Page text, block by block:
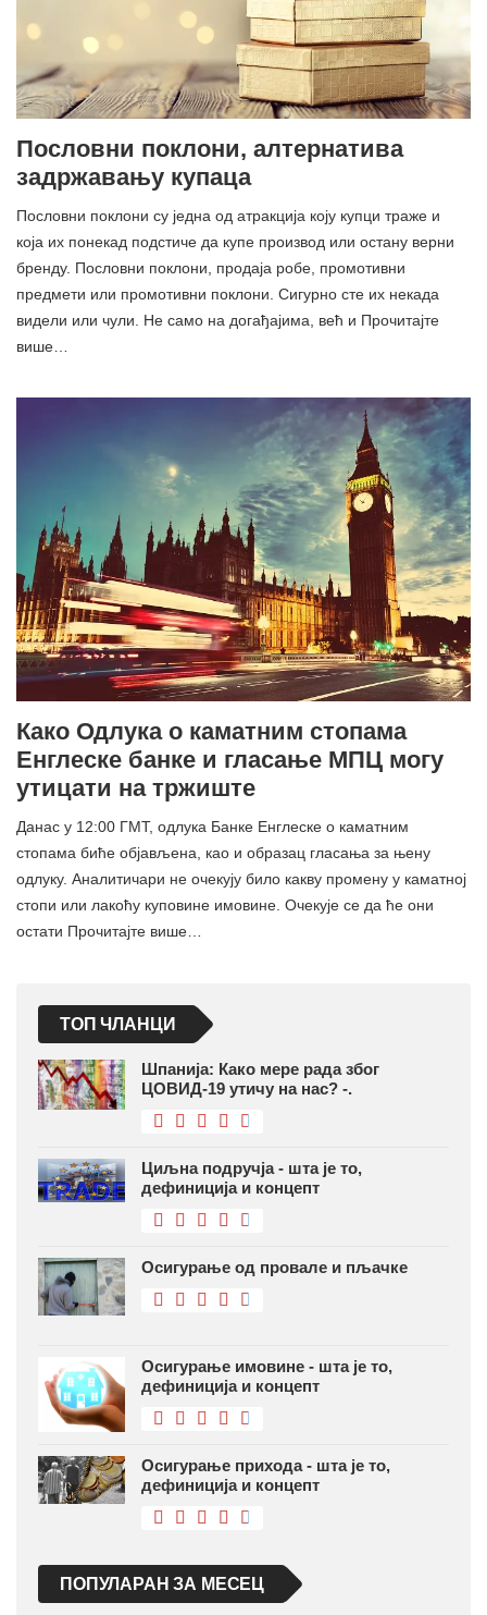
Пословни поклони, алтернатива
задржавању купаца
Пословни поклони су једна од атракција коју купци траже и
која их понекад подстиче да купе производ или остану верни
бренду. Пословни поклони, продаја робе, промотивни
предмети или промотивни поклони. Сигурно сте их некада
видели или чули. Не само на догађајима, већ и Прочитајте
више…
Како Одлука о каматним стопама
Енглеске банке и гласање МПЦ могу
утицати на тржиште
Данас у 12:00 ГМТ, одлука Банке Енглеске о каматним
стопама биће објављена, као и образац гласања за њену
одлуку. Аналитичари не очекују било какву промену у каматној
стопи или лакоћу куповине имовине. Очекује се да ће они
остати Прочитајте више…
ТОП ЧЛАНЦИ
Шпанија: Како мере рада због
ЦОВИД-19 утичу на нас? -.
Циљна подручја - шта је то,
дефиниција и концепт
Осигурање од провале и пљачке
Осигурање имовине - шта је то,
дефиниција и концепт
Осигурање прихода - шта је то,
дефиниција и концепт
ПОПУЛАРАН ЗА МЕСЕЦ